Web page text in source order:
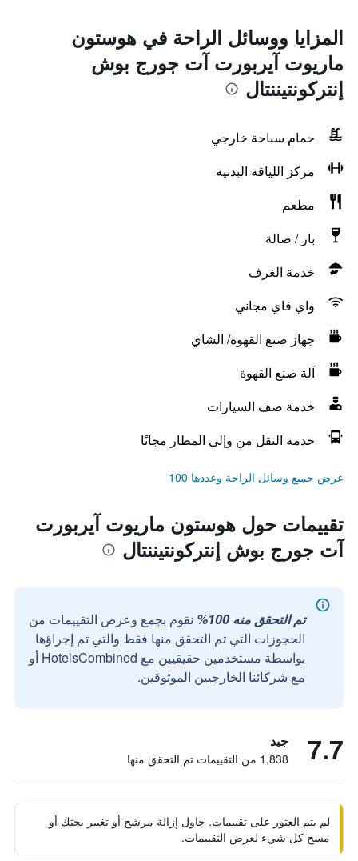
المزايا ووسائل الراحة في هوستون
ماريوت آيربورت آت جورج بوش
إنتركونتيننتال
حمام سباحة خارجي
مركز اللياقة البدنية
مطعم
بار / صالة
خدمة الغرف
واي فاي مجاني
جهاز صنع القهوة/ الشاي
آلة صنع القهوة
خدمة صف السيارات
خدمة النقل من وإلى المطار مجانًا
عرض جميع وسائل الراحة وعددها 100
تقييمات حول هوستون ماريوت آيربورت
آت جورج بوش إنتركونتيننتال
تم التحقق منه 100%
نقوم بجمع وعرض التقييمات من
الحجوزات التي تم التحقق منها فقط والتي تم إجراؤها
بواسطة مستخدمين حقيقيين مع HotelsCombined أو
مع شركائنا الخارجيين الموثوقين.
7.7 جيد
1,838 من التقييمات تم التحقق منها
لم يتم العثور على تقييمات. حاول إزالة مرشح أو تغيير بحثك أو
مسح كل شيء لعرض التقييمات.